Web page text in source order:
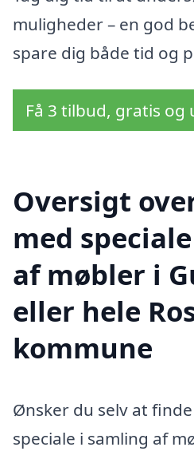
muligheder – en god
spare dig både tid og
Få 3 tilbud, gratis
Oversigt
med
af møbler i
eller hele
kommune
Ønsker du selv at
speciale i samling af